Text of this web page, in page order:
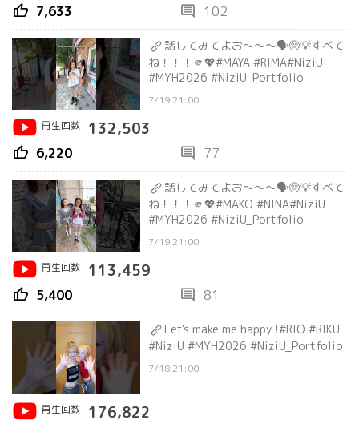
thumb_up 7,633 comment 102
話してみてよお〜〜〜🗣️🥺💡すべて
ね！！！🫵💖#MAYA #RIMA#NiziU
#MYH2026 #NiziU_Portfolio
7/19 21:00
再生回数
132,503
thumb_up 6,220 comment 77
話してみてよお〜〜〜🗣️🥺💡すべて
ね！！！🫵💖#MAKO #NINA#NiziU
#MYH2026 #NiziU_Portfolio
7/19 21:00
再生回数
113,459
thumb_up 5,400 comment 81
Let's make me happy !#RIO #RIKU
#NiziU #MYH2026 #NiziU_Portfolio
7/18 21:00
再生回数 176,822